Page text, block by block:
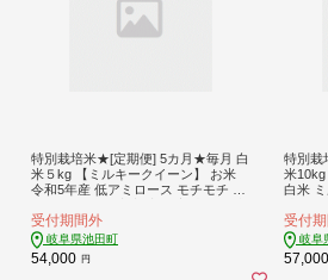
特別栽培米★[定期便] 5カ月★毎月 白
米５kg 【ミルキークイーン】 お米
令和5年産 低アミロース モチモチ お
質
受付期間外
岐阜県池田町
54,000 円
特別栽
米
白米
受付
岐阜
57,000